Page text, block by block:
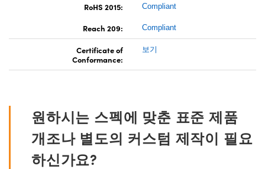
RoHS 2015: Compliant
Reach 209: Compliant
Certificate of
Conformance:
보기
원하시는 스펙에 맞춘 표준 제품
개조나 별도의 커스텀 제작이 필요
하신가요?